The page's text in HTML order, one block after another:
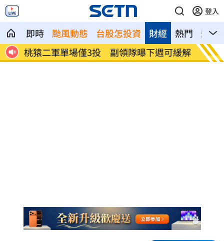
登入
即時 颱風動態 台股怎投資 熱門 影音
財經
解 颱風硬闖海邊！巨浪來1家4剩3 男童被捲
走
大盤
懂